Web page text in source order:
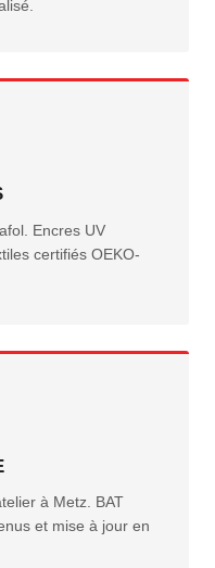
Encres UV
certifiés OEKO-
à Metz. BAT
et mise à jour en